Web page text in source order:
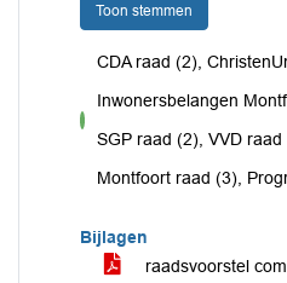
Toon stemmen
voor
CDA raad (2),
Inwonersbelangen
SGP raad (2), VVD
Montfoort raad (3),
Bijlagen
raadsvoorstel